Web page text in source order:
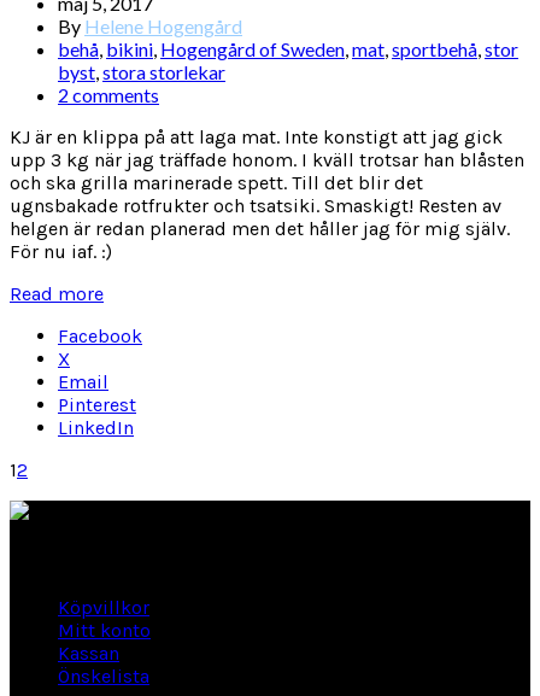
By Helene Hogengård
behå, bikini, Hogengård of Sweden,mat,sportbehå,stor
byst,stora storlekar
2 comments
KJ är en klippa på att laga mat. Inte konstigt att jag gick
upp 3 kg när jag träffade honom. I kväll trotsar han blåsten
och ska grilla marinerade spett. Till det blir det
ugnsbakade rotfrukter och tsatsiki. Smaskigt! Resten av
helgen är redan planerad men det håller jag för mig själv.
För nu iaf. :)
Read more
Facebook
X
Email
Pinterest
LinkedIn
12
Köpvillkor
Mitt konto
Kassan
Önskelista